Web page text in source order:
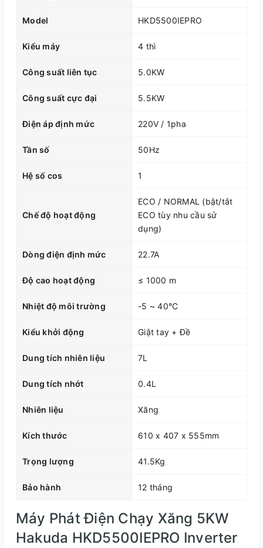
Model HKD5500IEPRO
Kiểu máy 4 thì
Công suất liên tục 5.0KW
Công suất cực đại 5.5KW
Điện áp định mức 220V / 1pha
Tần số 50Hz
Hệ số cos 1
Chế độ hoạt động
ECO / NORMAL (bật/tắt
ECO tùy nhu cầu sử
dụng)
Dòng điện định mức 22.7A
Độ cao hoạt động ≤ 1000 m
Nhiệt độ môi trường -5 ~ 40°C
Kiểu khởi động Giật tay + Đề
Dung tích nhiên liệu 7L
Dung tích nhớt 0.4L
Nhiên liệu Xăng
Kích thước 610 x 407 x 555mm
Trọng lượng 41.5Kg
Bảo hành 12 tháng
Máy Phát Điện Chạy Xăng 5KW
Hakuda HKD5500IEPRO Inverter